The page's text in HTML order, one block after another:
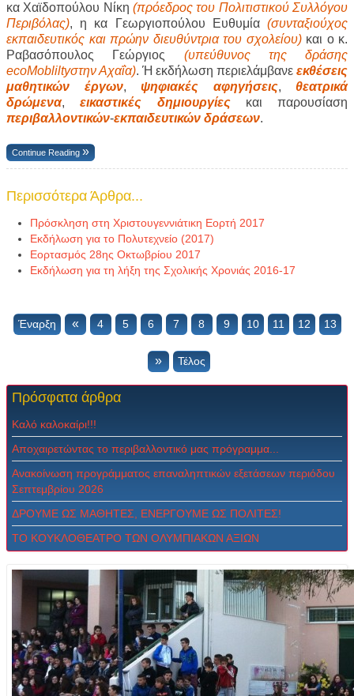
κα Χαϊδοπούλου Νίκη (πρόεδρος του Πολιτιστικού Συλλόγου
Περιβόλας), η κα Γεωργιοπούλου Ευθυμία (συνταξιούχος
εκπαιδευτικός και πρώην διευθύντρια του σχολείου)και ο κ.
Ραβασόπουλος Γεώργιος (υπεύθυνος της δράσης
ecoMobliltyστην Αχαΐα). Ή εκδήλωση περιελάμβανε εκθέσεις
μαθητικών έργων, ψηφιακές αφηγήσεις, θεατρικά
δρώμενα,εικαστικές δημιουργίεςκαι παρουσίαση
περιβαλλοντικών-εκπαιδευτικών δράσεων.
Continue Reading
Περισσότερα Άρθρα...
Πρόσκληση στη Χριστουγεννιάτικη Εορτή 2017
Εκδήλωση για το Πολυτεχνείο (2017)
Εορτασμός 28ης Οκτωβρίου 2017
Εκδήλωση για τη λήξη της Σχολικής Χρονιάς 2016-17
Έναρξη « 4 5 6 7 8 9 10 11 12 13
» Τέλος
Πρόσφατα άρθρα
Καλό καλοκαίρι!!!
Αποχαιρετώντας το περιβαλλοντικό μας πρόγραμμα...
Ανακοίνωση προγράμματος επαναληπτικών εξετάσεων περιόδου
Σεπτεμβρίου 2026
ΔPOYME ΩΣ MAΘHTEΣ, ENEPΓOYME ΩΣ ΠOΛITEΣ!
ΤΟ ΚΟΥΚΛΟΘΕΑΤΡΟ ΤΩΝ ΟΛΥΜΠΙΑΚΩΝ ΑΞΙΩΝ